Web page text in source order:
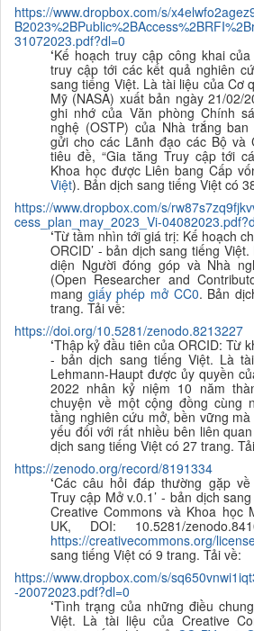
https://www.dropbox.com/s/
31072023.pdf?dl=0
‘Kế hoạch truy cập công khai
truy cập tới các kết quả nghiên
sang tiếng Việt. Là tài liệu của Cơ
Mỹ (NASA) xuất bản ngày 21/02/
ghi nhớ của Văn phòng Chính
nghệ (OSTP) của Nhà trắng
gửi cho các Lãnh đạo các Bộ và
tiêu đề, “Gia tăng Truy cập tới
Khoa học được Liên bang Cấp
Việt). Bản dịch sang tiếng Việt có
https://www.dropbox.com/s/
cess_plan_may_2023_Vi-
‘Từ tầm nhìn tới giá trị: Kế hoạch
ORCID’ - bản dịch sang tiếng
diện Người đóng góp và Nhà
(Open Researcher and
mang giấy phép mở CC0. Bản
trang. Tải về:
https://doi.org/10.5281/zenodo.8213227
‘Thập kỷ đầu tiên của ORCID: Từ
- bản dịch sang tiếng Việt. Là
Lehmann-Haupt được ủy quyền
2022 nhân kỷ niệm 10 năm
chuyện về một cộng đồng cùng
tầng nghiên cứu mở, bền vững
yếu đối với rất nhiều bên liên
dịch sang tiếng Việt có 27 trang.
https://zenodo.org/record/8191334
‘Các câu hỏi đáp thường gặp về
Truy cập Mở v.0.1 ’ - bản dịch
Creative Commons và Khoa học
UK, DOI: 10.5281/
https://creativecommons.org/
sang tiếng Việt có 9 trang. Tải về:
https://www.dropbox.com/s/
-20072023.pdf?dl=0
‘Tình trạng của những điều chung
Việt. Là tài liệu của Creative